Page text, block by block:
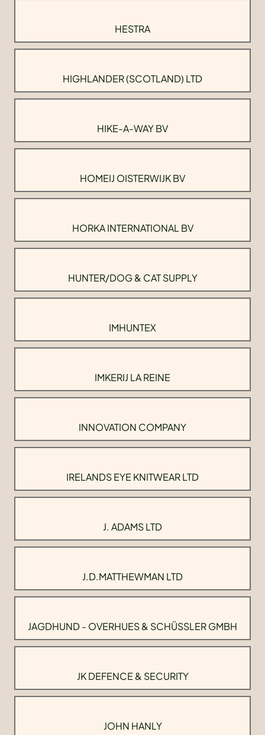
HESTRA
HIGHLANDER (SCOTLAND) LTD
HIKE-A-WAY BV
HOMEIJ OISTERWIJK BV
HORKA INTERNATIONAL BV
HUNTER/DOG & CAT SUPPLY
IMHUNTEX
IMKERIJ LA REINE
INNOVATION COMPANY
IRELANDS EYE KNITWEAR LTD
J. ADAMS LTD
J.D.MATTHEWMAN LTD
JAGDHUND - OVERHUES & SCHÜSSLER GMBH
JK DEFENCE & SECURITY
JOHN HANLY